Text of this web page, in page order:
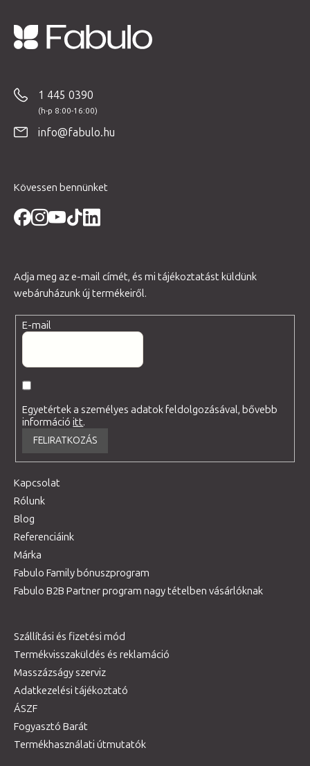
1 445 0390
info@fabulo.hu
Kövessen bennünket
Adja meg az e-mail címét, és mi tájékoztatást küldünk
webáruházunk új termékeiről.
E-mail
Egyetértek a személyes adatok feldolgozásával, bővebb
információitt.
FELIRATKOZÁS
Kapcsolat
Rólunk
Blog
Referenciáink
Márka
Fabulo Family bónuszprogram
Fabulo B2B Partner program nagy tételben vásárlóknak
Szállítási és fizetési mód
Termékvisszaküldés és reklamáció
Masszázságy szerviz
Adatkezelési tájékoztató
ÁSZF
Fogyasztó Barát
Termékhasználati útmutatók